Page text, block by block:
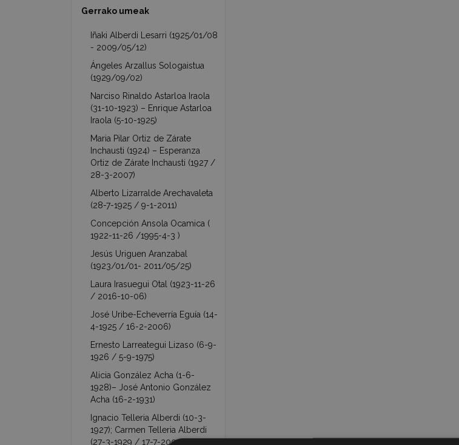
Gerrako umeak
Iñaki Alberdi Lesarri (1925/01/08
- 2009/05/12)
Ángeles Arzallus Sologaistua
(1929/09/02)
Narciso Rinaldo Astarloa Iraola
(31-10-1923) – Enrique Astarloa
Iraola (5-10-1925)
Maria Pilar Ortiz de Zárate
Inchausti (1924) – Esperanza
Ortiz de Zárate Inchausti (1927 /
28-3-2007)
Alberto Lizarralde Arechavaleta
(28-7-1925 / 9-1-2011)
Concepción Ansola Ocamica (
1922-11-26 /1995-4-3 )
Jesús Uriguen Aranzabal
(1923/01/01- 2011/05/25)
Laura Irasuegui Otal (1923-11-26
/ 2016-10-06)
José Uribe-Echeverría Eguía (14-
4-1925 / 16-2-2006)
Ernesto Larreategui Lizaso (6-9-
1926 / 5-9-1975)
Alicia González Acha (1-6-
1928)– José Antonio González
Acha (16-2-1931)
Ignacio Telleria Alberdi (10-3-
1927); Carmen Telleria Alberdi
(27-3-1929 / 17-7-2003)